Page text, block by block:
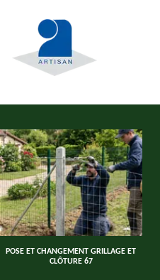
POSE ET CHANGEMENT GRILLAGE ET
CLÔTURE 67